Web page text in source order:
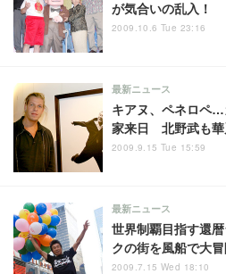
が気合いの乱入！
2009.10.6 Tue 23:16
キアヌ、ペネロペ
家来日 北野武も華
最新ニュース
2009.9.15 Tue 15:59
世界制覇目指す還
クの街を風船で大冒
最新ニュース
2009.7.15 Wed 18:10